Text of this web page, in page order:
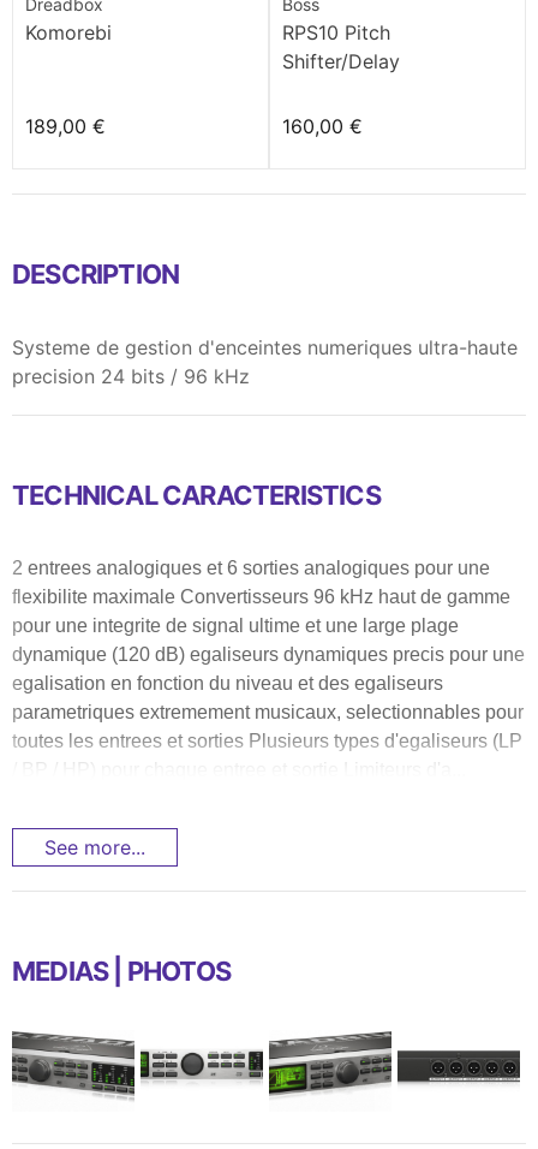
Komorebi
189,00 €
RPS10 Pitch
Shifter/Delay
160,00 €
DESCRIPTION
Systeme de gestion d'enceintes numeriques ultra-haute
precision 24 bits / 96 kHz
TECHNICAL CARACTERISTICS
2 entrees analogiques et 6 sorties analogiques pour une
flexibilite maximale Convertisseurs 96 kHz haut de gamme
pour une integrite de signal ultime et une large plage
dynamique (120 dB) egaliseurs dynamiques precis pour une
egalisation en fonction du niveau et des egaliseurs
parametriques extremement musicaux, selectionnables pour
toutes les entrees et sorties Plusieurs types d'egaliseurs (LP
/ BP / HP) pour chaque entree et sortie Limiteurs d'a...
See more...
MEDIAS | PHOTOS